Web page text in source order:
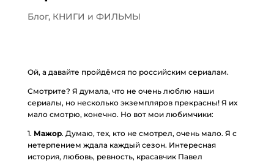
Блог, КНИГИ и ФИЛЬМЫ
Ой, а давайте пройдёмся по российским сериалам.
Смотрите? Я думала, что не очень люблю наши
сериалы, но несколько экземпляров прекрасны! Я их
мало смотрю, конечно. Но вот мои любимчики:
1. Мажор. Думаю, тех, кто не смотрел, очень мало. Я с
нетерпением ждала каждый сезон. Интересная
история, любовь, ревность, красавчик Павел